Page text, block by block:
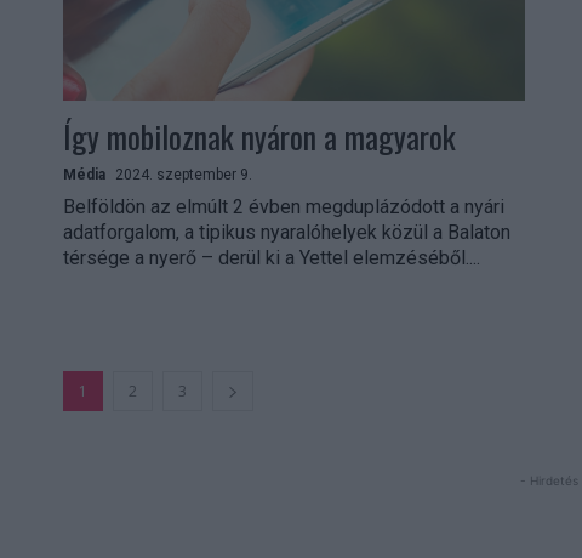
Így mobiloznak nyáron a magyarok
Média 2024. szeptember 9.
Belföldön az elmúlt 2 évben megduplázódott a nyári
adatforgalom, a tipikus nyaralóhelyek közül a Balaton
térsége a nyerő – derül ki a Yettel elemzéséből....
1 2 3
- Hirdetés -